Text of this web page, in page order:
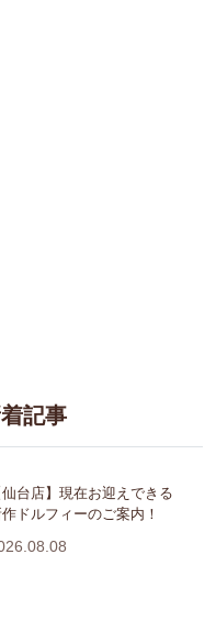
記事
仙台店】現在お迎えできる
作ドルフィーのご案内！